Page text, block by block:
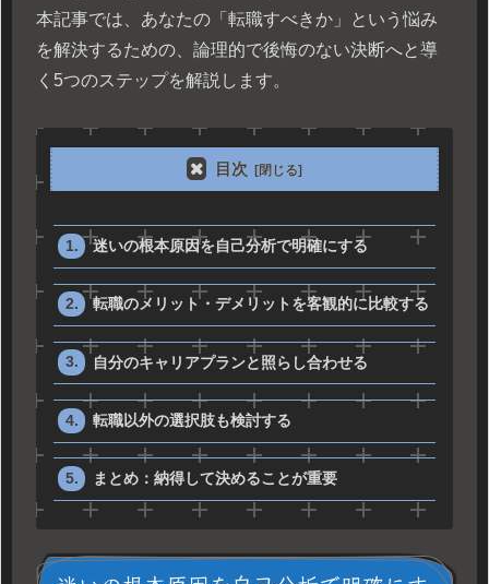
本記事では、あなたの「転職すべきか」という悩み
を解決するための、論理的で後悔のない決断へと導
く5つのステップを解説します。
目次
迷いの根本原因を自己分析で明確にする
転職のメリット・デメリットを客観的に比較する
自分のキャリアプランと照らし合わせる
転職以外の選択肢も検討する
まとめ：納得して決めることが重要